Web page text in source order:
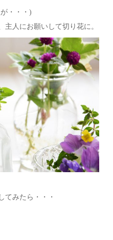
・・・)
人にお願いして切り花に。
てみたら・・・